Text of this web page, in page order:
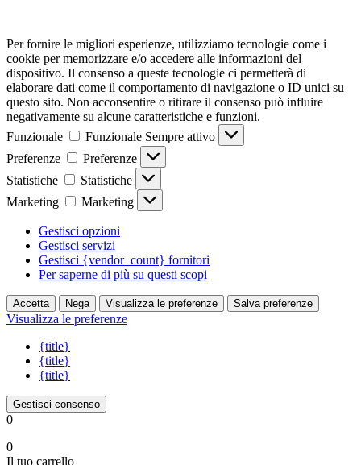
Per fornire le migliori esperienze, utilizziamo tecnologie come i
cookie per memorizzare e/o accedere alle informazioni del
dispositivo. Il consenso a queste tecnologie ci permetterà di
elaborare dati come il comportamento di navigazione o ID unici su
questo sito. Non acconsentire o ritirare il consenso può influire
negativamente su alcune caratteristiche e funzioni.
Funzionale
Funzionale Sempre attivo
Preferenze
Preferenze
Statistiche
Statistiche
Marketing
Marketing
Gestisci opzioni
Gestisci servizi
Gestisci {vendor_count} fornitori
Per saperne di più su questi scopi
Accetta Nega Visualizza le preferenze Salva preferenze
Visualizza le preferenze
{title}
{title}
{title}
Gestisci consenso
0
0
Il tuo carrello